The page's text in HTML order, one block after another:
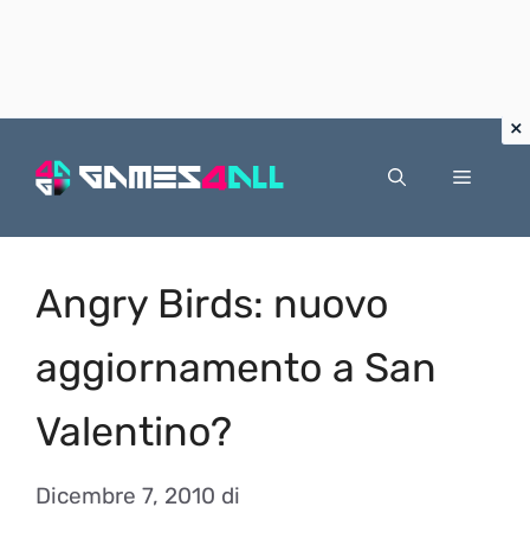
Menu
Angry Birds: nuovo
aggiornamento a San
Valentino?
Dicembre 7, 2010 di